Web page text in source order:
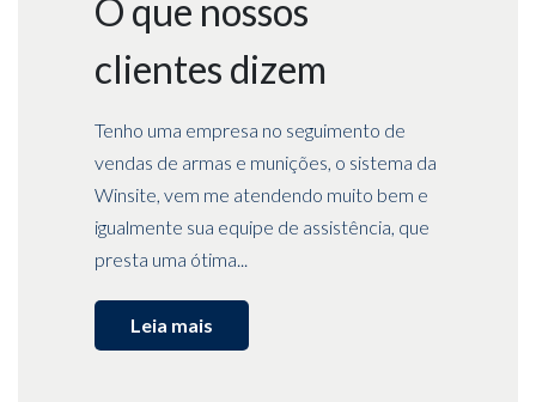
clientes dizem
pronto a ajudar! Sistema de simples
acesso e completo!
O que nossos
clientes dizem
Tenho uma empresa no seguimento de
vendas de armas e munições, o sistema da
Winsite, vem me atendendo muito bem e
igualmente sua equipe de assistência, que
presta uma ótima...
Leia mais
O que nossos
clientes dizem
Super Atendimento, equipe responsável e
pontual, entregam o que promete 100%.
Indico sem dúvidas - NOTA 10.
O que nossos
clientes dizem
Acompanha continuamente a eficácia
administrativa e busca melhorias nos
procedimentos, sendo hoje a melhor
opção para indicarmos para todos os
nossos clientes que...